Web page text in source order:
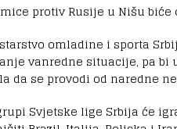
protiv Rusije u Nišu biće
omladine i sporta
vanredne situacije, pa
da se provodi od naredne
Svjetske lige Srbija će